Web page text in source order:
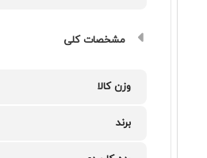
مشخصات کلی
وزن کالا
برند